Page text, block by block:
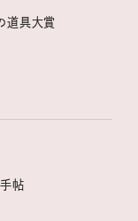
道具大賞
帖